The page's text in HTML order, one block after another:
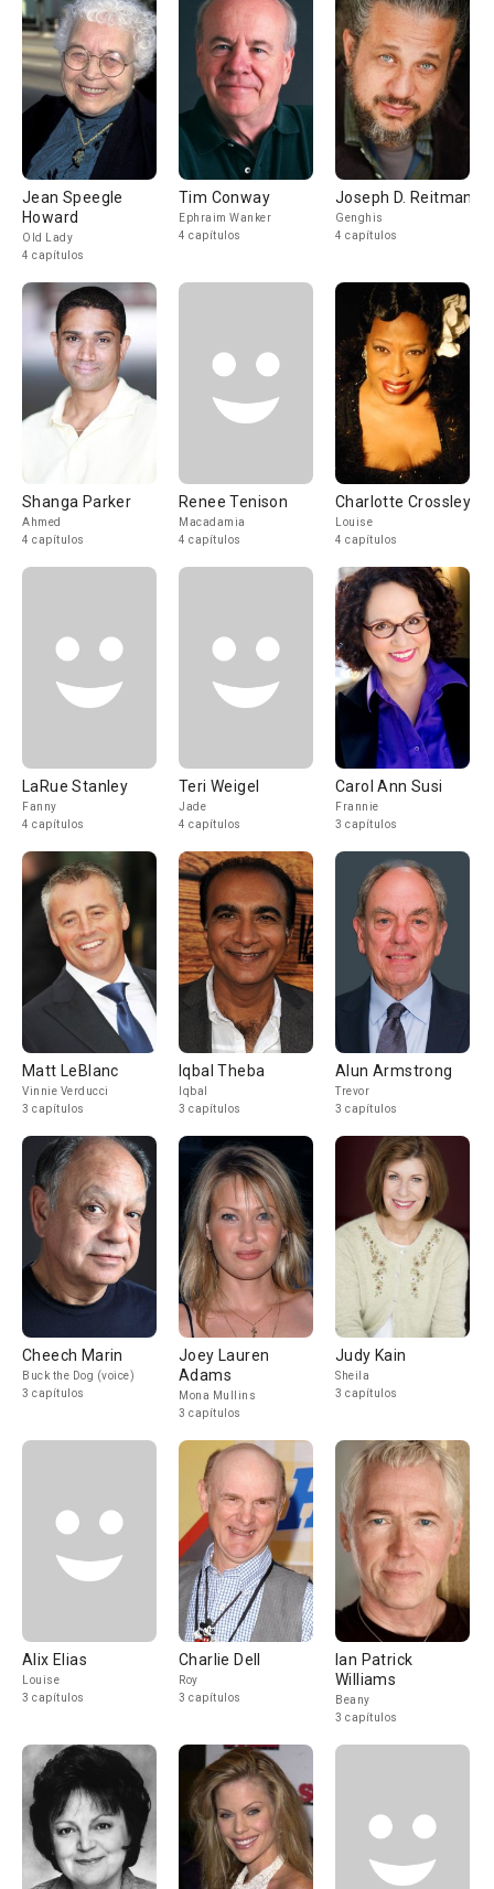
Jean Speegle
Howard
Old Lady
4 capítulos
Tim Conway
Ephraim Wanker
4 capítulos
Joseph D. Reitman
Genghis
4 capítulos
Shanga Parker
Ahmed
4 capítulos
Renee Tenison
Macadamia
4 capítulos
Charlotte Crossley
Louise
4 capítulos
LaRue Stanley
Fanny
4 capítulos
Teri Weigel
Jade
4 capítulos
Carol Ann Susi
Frannie
3 capítulos
Matt LeBlanc
Vinnie Verducci
3 capítulos
Iqbal Theba
Iqbal
3 capítulos
Alun Armstrong
Trevor
3 capítulos
Cheech Marin
Buck the Dog (voice)
3 capítulos
Joey Lauren
Adams
Mona Mullins
3 capítulos
Judy Kain
Sheila
3 capítulos
Alix Elias
Louise
3 capítulos
Charlie Dell
Roy
3 capítulos
Ian Patrick
Williams
Beany
3 capítulos